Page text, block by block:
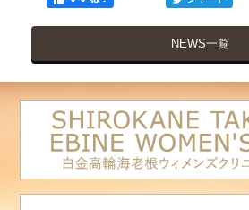
NEWS一覧